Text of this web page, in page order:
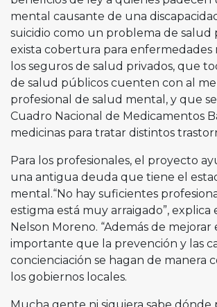
mental causante de una
suicidio como un problema de salud
exista cobertura para enfermedades
los seguros de salud privados, que
de salud públicos cuenten con al
profesional de salud mental, y que
Cuadro Nacional de Medicamentos
medicinas para tratar distintos
Para los profesionales, el proyecto
una antigua deuda que tiene el
mental.“No hay suficientes
estigma está muy arraigado”, explica
Nelson Moreno. “Además de mejorar
importante que la prevención y las
concienciación se hagan de manera
los gobiernos locales.